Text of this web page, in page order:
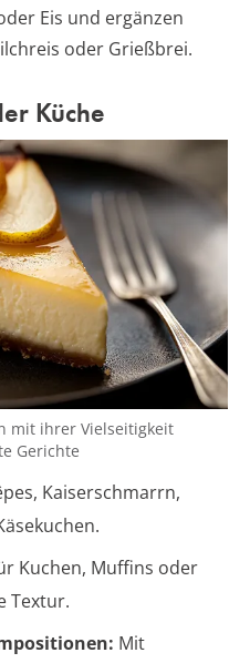
Eis und ergänzen
oder Grießbrei.
Küche
mit ihrer Vielseitigkeit
Gerichte
Kaiserschmarrn,
Kuchen, Muffins oder
Textur.
Mit